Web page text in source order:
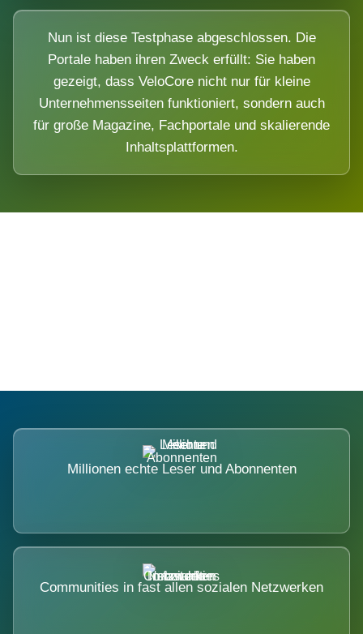
Nun ist diese Testphase abgeschlossen. Die
Portale haben ihren Zweck erfüllt: Sie haben
gezeigt, dass VeloCore nicht nur für kleine
Unternehmensseiten funktioniert, sondern auch
für große Magazine, Fachportale und skalierende
Inhaltsplattformen.
Millionen echte Leser und Abonnenten
Communities in fast allen sozialen Netzwerken